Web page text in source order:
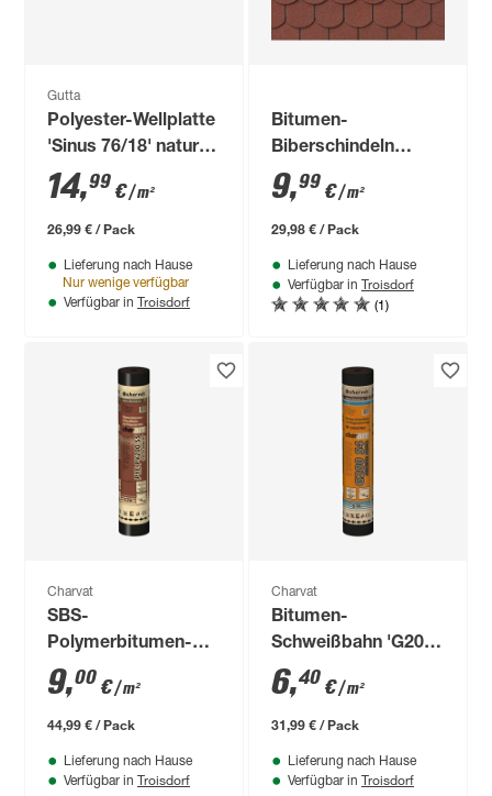
Gutta
Polyester-Wellplatte
'Sinus 76/18' natur
200 x 90 x 0,08 cm
14,99 €/ m²
26,99 € / Pack
Lieferung nach Hause
Nur wenige verfügbar
Verfügbar in Troisdorf
Bitumen-
Biberschindeln
ziegelrot 33,6 x 100
cm
9,99 €/ m²
29,98 € / Pack
Lieferung nach Hause
Verfügbar in Troisdorf
(1)
Charvat
SBS-
Polymerbitumen-
Schweißbahn
'charBIT PYE PV200
S5' talkumiert 100 x
9,00 €/ m²
44,99 € / Pack
Lieferung nach Hause
Verfügbar in Troisdorf
Charvat
Bitumen-
Schweißbahn 'G200
S4' beschiefert natur
oxidfrei
6,40 €/ m²
31,99 € / Pack
Lieferung nach Hause
Verfügbar in Troisdorf